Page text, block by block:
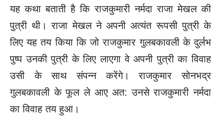
यह कथा बताती है कि राजकुमारी नर्मदा राजा मेखल की
पुत्री थी। राजा मेखल ने अपनी अत्यंत रूपसी पुत्री के
लिए यह तय किया कि जो राजकुमार गुलबकावली के दुर्लभ
पुष्प उनकी पुत्री के लिए लाएगा वे अपनी पुत्री का विवाह
उसी के साथ संपन्न करेंगे। राजकुमार सोनभद्र
गुलबकावली के फूल ले आए अत: उनसे राजकुमारी नर्मदा
का विवाह तय हुआ।